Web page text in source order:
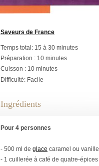
Saveurs de France
Temps total: 15 à 30 minutes
Préparation : 10 minutes
Cuisson : 10 minutes
Difficulté: Facile
Ingrédients
Pour 4 personnes
- 500 ml de glace caramel ou vanille
- 1 cuillerée à café de quatre-épices